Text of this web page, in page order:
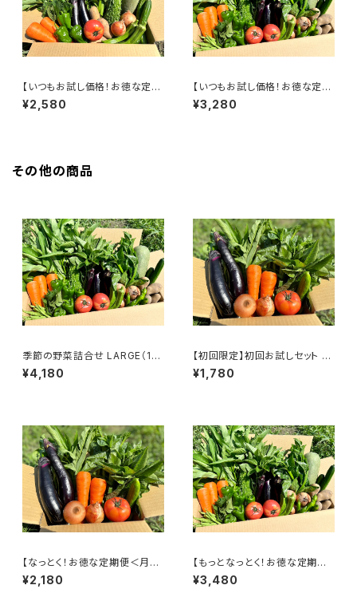
【いつもお試し価格！お徳な定期
便＜毎週＞】季節の野菜詰合せ
REGULAR（10～13袋）
¥2,580
【いつもお試し価格！お徳な定期
便＜毎週＞】季節の野菜詰合せ
LARGE（15～18袋）
¥3,280
その他の商品
季節の野菜詰合せ LARGE（15
～18袋）
¥4,180
【初回限定】初回お試しセット S
MALL （7～9袋） ☆オリジナ
ルトートバッグ付き
¥1,780
【なっとく！お徳な定期便＜月一
回＞】季節の野菜詰合せ SMAL
L（7～9袋）
¥2,180
【もっとなっとく！お徳な定期便
＜隔週＞】季節の野菜詰合せ L
ARGE（15～18袋）
¥3,480